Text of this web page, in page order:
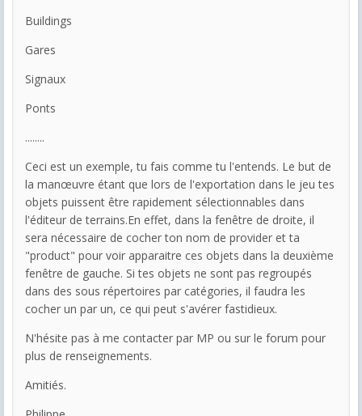
Buildings
Gares
Signaux
Ponts
........
Ceci est un exemple, tu fais comme tu l'entends. Le but de
la manœuvre étant que lors de l'exportation dans le jeu tes
objets puissent être rapidement sélectionnables dans
l'éditeur de terrains.En effet, dans la fenêtre de droite, il
sera nécessaire de cocher ton nom de provider et ta
"product" pour voir apparaitre ces objets dans la deuxième
fenêtre de gauche. Si tes objets ne sont pas regroupés
dans des sous répertoires par catégories, il faudra les
cocher un par un, ce qui peut s'avérer fastidieux.
N'hésite pas à me contacter par MP ou sur le forum pour
plus de renseignements.
Amitiés.